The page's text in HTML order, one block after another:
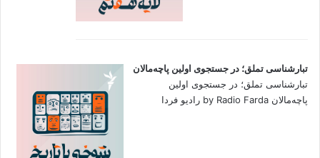
تبارشناسی تملق؛ در جستجوی اولین‌ پاچه‌مالان
تبارشناسی تملق؛ در جستجوی اولین‌
پاچه‌مالان by Radio Farda رادیو فردا